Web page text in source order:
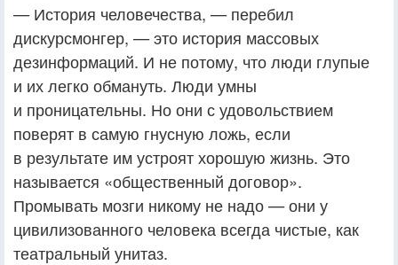
— История человечества, — перебил
дискурсмонгер, — это история массовых
дезинформаций. И не потому, что люди глупые
и их легко обмануть. Люди умны
и проницательны. Но они с удовольствием
поверят в самую гнусную ложь, если
в результате им устроят хорошую жизнь. Это
называется «общественный договор».
Промывать мозги никому не надо — они у
цивилизованного человека всегда чистые, как
театральный унитаз.